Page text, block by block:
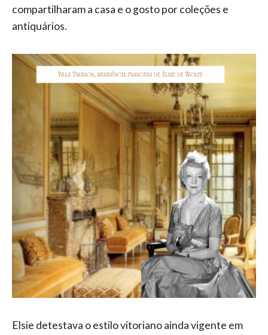
compartilharam a casa e o gosto por coleções e
antiquários.
Elsie detestava o estilo vitoriano ainda vigente em